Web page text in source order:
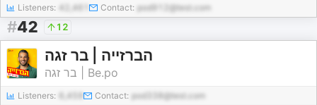
Listeners: 42,461 Contact: pod912@test.com
#42 12
הברזייה | בר זגה
בר זגה | Be.po
Listeners: 6,459 Contact: pod338@test.com